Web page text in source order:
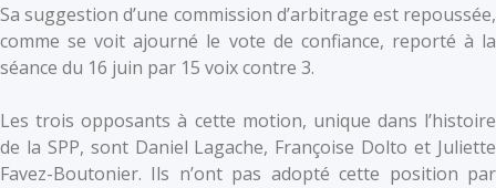
Sa suggestion d’une commission d’arbitrage est repoussée,
comme se voit ajourné le vote de confiance, reporté à la
séance du 16 juin par 15 voix contre 3.
Les trois opposants à cette motion, unique dans l’histoire
de la SPP, sont Daniel Lagache, Françoise Dolto et Juliette
Favez-Boutonier. Ils n’ont pas adopté cette position par